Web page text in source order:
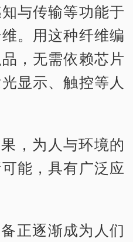
与传输等功能于
。用这种纤维编
，无需依赖芯片
显示、触控等人
，为人与环境的
能，具有广泛应
正逐渐成为人们